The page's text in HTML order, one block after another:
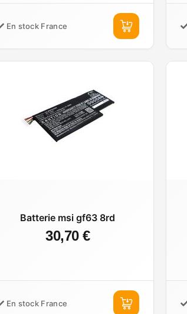
En stock France
Batterie msi gf63 8rd
30,70 €
En stock France